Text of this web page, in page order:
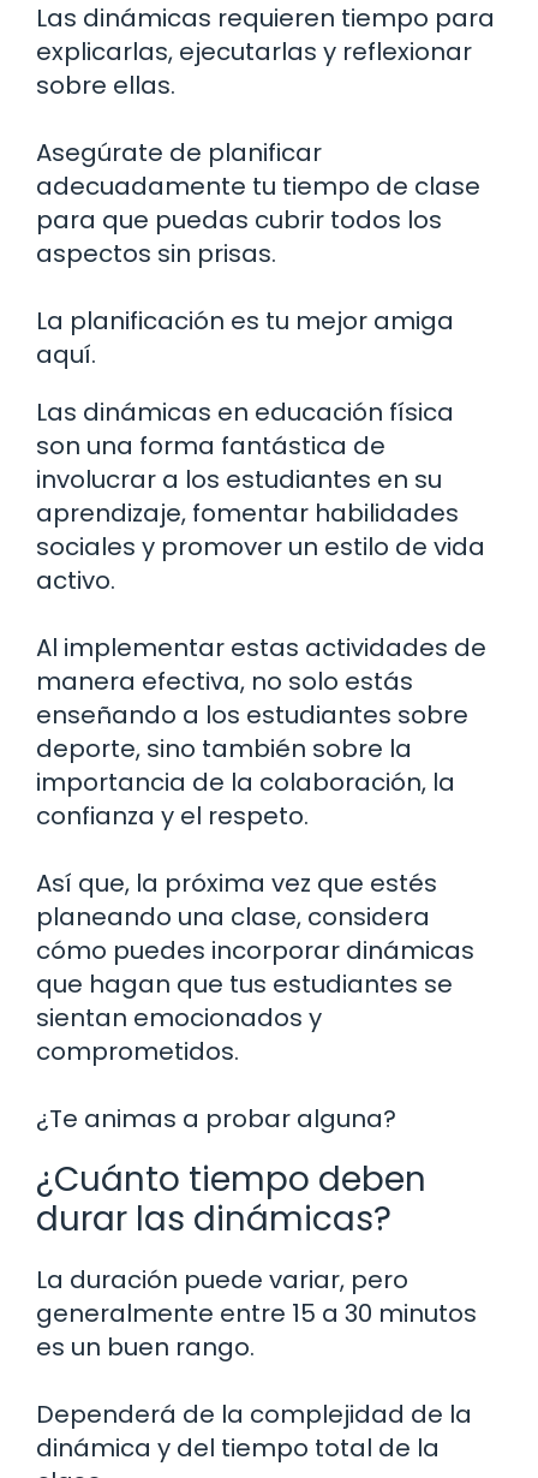
Las dinámicas requieren tiempo para
explicarlas, ejecutarlas y reflexionar
sobre ellas.
Asegúrate de planificar
adecuadamente tu tiempo de clase
para que puedas cubrir todos los
aspectos sin prisas.
La planificación es tu mejor amiga
aquí.
Las dinámicas en educación física
son una forma fantástica de
involucrar a los estudiantes en su
aprendizaje, fomentar habilidades
sociales y promover un estilo de vida
activo.
Al implementar estas actividades de
manera efectiva, no solo estás
enseñando a los estudiantes sobre
deporte, sino también sobre la
importancia de la colaboración, la
confianza y el respeto.
Así que, la próxima vez que estés
planeando una clase, considera
cómo puedes incorporar dinámicas
que hagan que tus estudiantes se
sientan emocionados y
comprometidos.
¿Te animas a probar alguna?
¿Cuánto tiempo deben
durar las dinámicas?
La duración puede variar, pero
generalmente entre 15 a 30 minutos
es un buen rango.
Dependerá de la complejidad de la
dinámica y del tiempo total de la